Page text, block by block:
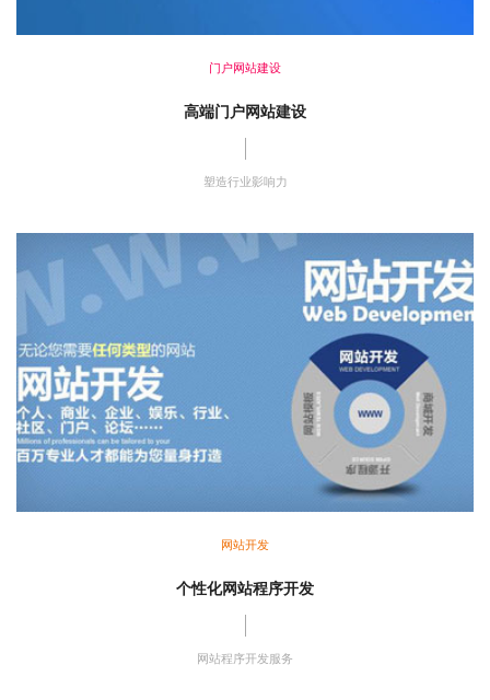
门户网站建设
高端门户网站建设
塑造行业影响力
网站开发
个性化网站程序开发
网站程序开发服务